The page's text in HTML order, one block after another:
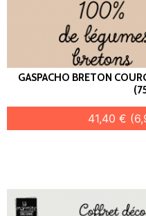
GASPACHO BRETON
41,40 €